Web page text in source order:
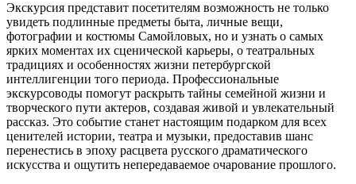
Экскурсия представит посетителям возможность не только
увидеть подлинные предметы быта, личные вещи,
фотографии и костюмы Самойловых, но и узнать о самых
ярких моментах их сценической карьеры, о театральных
традициях и особенностях жизни петербургской
интеллигенции того периода. Профессиональные
экскурсоводы помогут раскрыть тайны семейной жизни и
творческого пути актеров, создавая живой и увлекательный
рассказ. Это событие станет настоящим подарком для всех
ценителей истории, театра и музыки, предоставив шанс
перенестись в эпоху расцвета русского драматического
искусства и ощутить непередаваемое очарование прошлого.